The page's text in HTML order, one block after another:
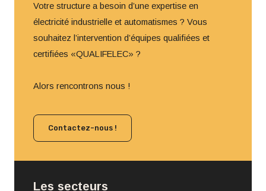
Votre structure a besoin d’une expertise en
électricité industrielle et automatismes ? Vous
souhaitez l’intervention d’équipes qualifiées et
certifiées «QUALIFELEC» ?
Alors rencontrons nous !
Contactez-nous !
Les secteurs